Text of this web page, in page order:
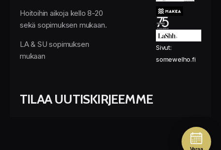
Hoitoihin aikoja kello 8-20
sekä sopimuksen mukaan.
LA & SU sopimuksen
mukaan
Sivut:
somewelho.fi
TILAA UUTISKIRJEEMME